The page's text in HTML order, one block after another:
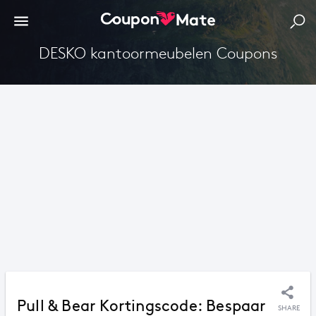
DESKO kantoormeubelen Coupons
Pull & Bear Kortingscode: Bespaar SHARE